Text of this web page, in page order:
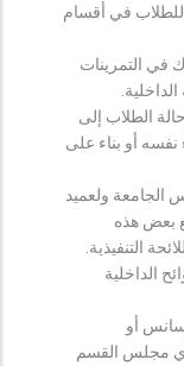
للطلاب في أقسام
في التمرينات
الطلاب إلى
أو بناء على
الجامعة ولعميد
بعض هذه
التنفيذية.
الداخلية
أو
مجلس القسم